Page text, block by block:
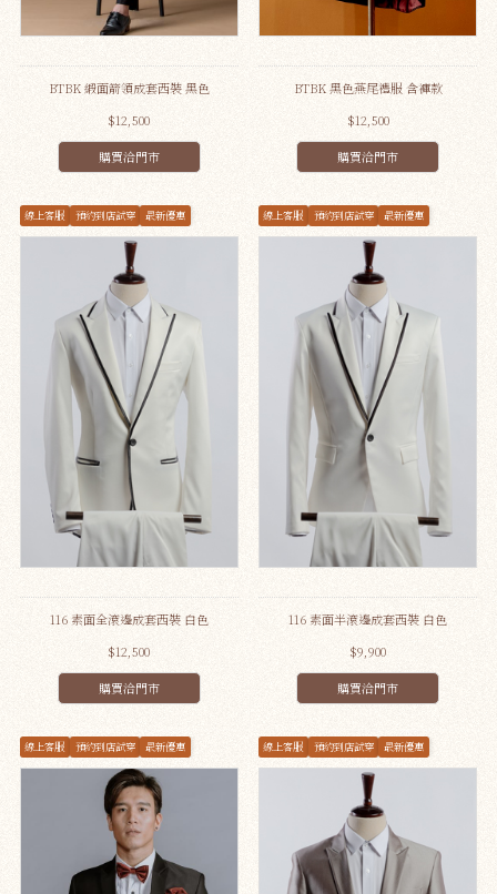
BTBK 緞面箭領成套西裝 黑色
$12,500
購買洽門市
BTBK 黑色燕尾禮服 含褲款
$12,500
購買洽門市
線上客服 預約到店試穿 最新優惠
116 素面全滾邊成套西裝 白色
$12,500
購買洽門市
線上客服 預約到店試穿 最新優惠
116 素面半滾邊成套西裝 白色
$9,900
購買洽門市
線上客服 預約到店試穿 最新優惠 線上客服 預約到店試穿 最新優惠